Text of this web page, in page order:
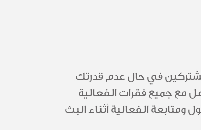
في حال عدم قدرتك
جميع فقرات الفعالية
ومتابعة الفعالية أثناء البث